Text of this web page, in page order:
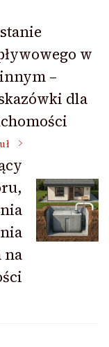
w
–
dla
na